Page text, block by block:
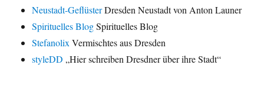
Neustadt-GeflüsterDresden Neustadt von Anton Launer
Spirituelles BlogSpirituelles Blog
Stefanolix Vermischtes aus Dresden
styleDD „Hier schreiben Dresdner über ihre Stadt“